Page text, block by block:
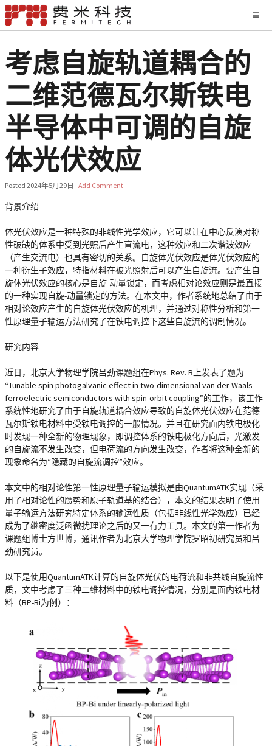
考虑自旋轨道耦合的
二维范德瓦尔斯铁电
半导体中可调的自旋
体光伏效应
Posted 2024年5月29日 · Add Comment
背景介绍
体光伏效应是一种特殊的非线性光学效应，它可以让在中心反演对称
性破缺的体系中受到光照后产生直流电，这种效应和二次谐波效应
（产生交流电）也具有密切的关系。自旋体光伏效应是体光伏效应的
一种衍生子效应，特指材料在被光照射后可以产生自旋流。要产生自
旋体光伏效应的核心是自旋-动量锁定，而考虑相对论效应则是最直接
的一种实现自旋-动量锁定的方法。在本文中，作者系统地总结了由于
相对论效应产生的自旋体光伏效应的机理，并通过对称性分析和第一
性原理量子输运方法研究了在铁电调控下这些自旋流的调制情况。
研究内容
近日，北京大学物理学院吕劲课题组在Phys. Rev. B上发表了题为
“Tunable spin photogalvanic effect in two-dimensional van der Waals
ferroelectric semiconductors with spin-orbit coupling”的工作，该工作
系统性地研究了由于自旋轨道耦合效应导致的自旋体光伏效应在范德
瓦尔斯铁电材料中受铁电调控的一般情况。并且在研究面内铁电极化
时发现一种全新的物理现象，即调控体系的铁电极化方向后，光激发
的自旋流不发生改变，但电荷流的方向发生改变，作者将这种全新的
现象命名为“隐藏的自旋流调控”效应。
本文中的相对论性第一性原理量子输运模拟是由QuantumATK实现（采
用了相对论性的赝势和原子轨道基的结合），本文的结果表明了使用
量子输运方法研究特定体系的输运性质（包括非线性光学效应）已经
成为了继密度泛函微扰理论之后的又一有力工具。本文的第一作者为
课题组博士方世博，通讯作者为北京大学物理学院罗昭初研究员和吕
劲研究员。
以下是使用QuantumATK计算的自旋体光伏的电荷流和非共线自旋流性
质，文中考虑了三种二维材料中的铁电调控情况，分别是面内铁电材
料（BP-Bi为例）：